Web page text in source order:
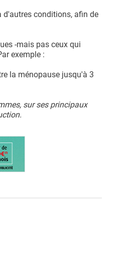
d'autres conditions, afin de
-mais pas ceux qui
exemple :
la ménopause jusqu'à 3
sur ses principaux